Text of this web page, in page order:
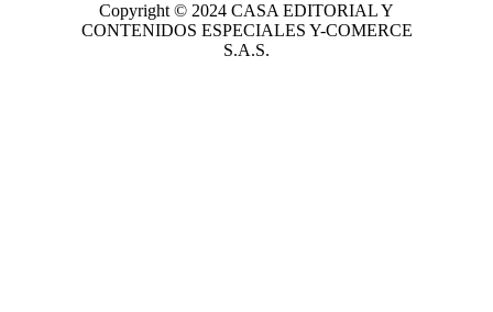
Copyright © 2024 CASA EDITORIALY
CONTENIDOS ESPECIALES Y-COMERCE
S.A.S.